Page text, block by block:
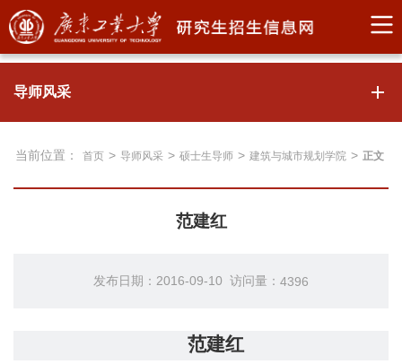
导师风采
当前位置： 首页 > 导师风采 > 硕士生导师 > 建筑与城市规划学院 > 正文
范建红
发布日期：2016-09-10 访问量： 4396
范建红